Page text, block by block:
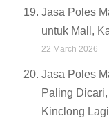
Jasa Poles
untuk Mall,
22 March 2026
Jasa Poles
Paling
Kinclong